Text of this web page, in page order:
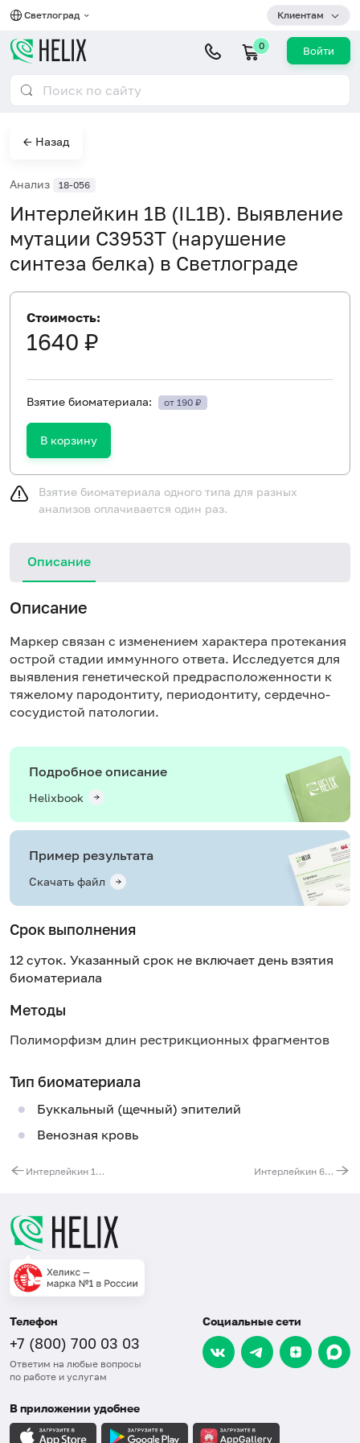
Светлоград Клиентам
0 Войти
← Назад
Анализ 18-056
Интерлейкин 1B (IL1B). Выявление
мутации C3953T (нарушение
синтеза белка) в Светлограде
Стоимость:
1640 ₽
Взятие биоматериала: от 190 ₽
В корзину
Взятие биоматериала одного типа для разных
анализов оплачивается один раз.
Описание
Описание
Маркер связан с изменением характера протекания
острой стадии иммунного ответа. Исследуется для
выявления генетической предрасположенности к
тяжелому пародонтиту, периодонтиту, сердечно-
сосудистой патологии.
Подробное описание
Helixbook
Пример результата
Скачать файл
Срок выполнения
12 суток. Указанный срок не включает день взятия
биоматериала
Методы
Полиморфизм длин рестрикционных фрагментов
Тип биоматериала
Буккальный (щечный) эпителий
Венозная кровь
Интерлейкин 1A (IL1A). Выявление мутации C(-889)T (регуляторная область гена) Интерлейкин 6 (IL6). Выявление мутации G(-597)A (регуляторная область гена)
Телефон
+7 (800) 700 03 03
Ответим на любые вопросы
по работе и услугам
Социальные сети
В приложении удобнее